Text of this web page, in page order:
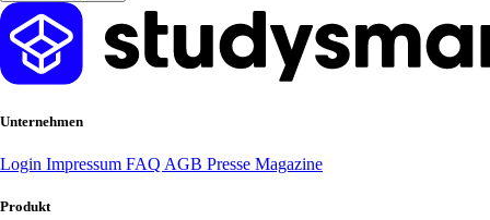
Unternehmen
Login Impressum FAQ AGB Presse Magazine
Produkt